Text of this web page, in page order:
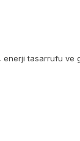
enerji tasarrufu